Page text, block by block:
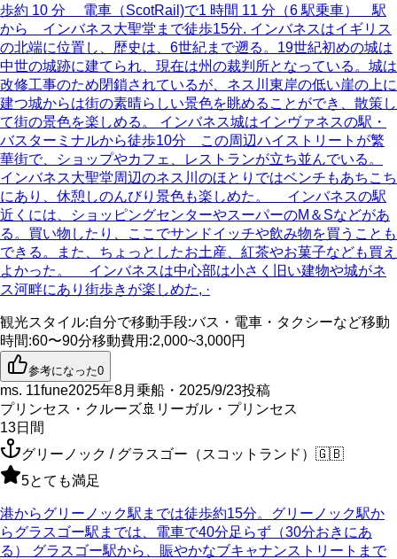
歩約 10 分 電車（ScotRail)で1 時間 11 分（6 駅乗車） 駅
から インバネス大聖堂まで徒歩15分. インバネスはイギリス
の北端に位置し、歴史は、6世紀まで遡る。19世紀初めの城は
中世の城跡に建てられ、現在は州の裁判所となっている。城は
改修工事のため閉鎖されているが、ネス川東岸の低い崖の上に
建つ城からは街の素晴らしい景色を眺めることができ、散策し
て街の景色を楽しめる。 インバネス城はインヴァネスの駅・
バスターミナルから徒歩10分 この周辺ハイストリートが繁
華街で、ショップやカフェ、レストランが立ち並んでいる。
インバネス大聖堂周辺のネス川のほとりではベンチもあちこち
にあり、休憩しのんびり景色も楽しめた。 インバネスの駅
近くには、ショッピングセンターやスーパーのM＆Sなどがあ
る。買い物したり、ここでサンドイッチや飲み物を買うことも
できる。また、ちょっとしたお土産、紅茶やお菓子なども買え
よかった。 インバネスは中心部は小さく旧い建物や城がネ
ス河畔にあり街歩きが楽しめた, ·
観光スタイル:自分で移動手段:バス・電車・タクシーなど移動
時間:60〜90分移動費用 :2,000~3,000円
参考になった0
ms. 11fune2025年8月乗船・2025/9/23投稿
プリンセス・クルーズ🚢 リーガル・プリンセス
13日間
グリーノック / グラスゴー（スコットランド） 🇬🇧
5とても満足
港からグリーノック駅までは徒歩約15分。グリーノック駅か
らグラスゴー駅までは、電車で40分足らず（30分おきにあ
る） グラスゴー駅から、賑やかなブキャナンストリートまで